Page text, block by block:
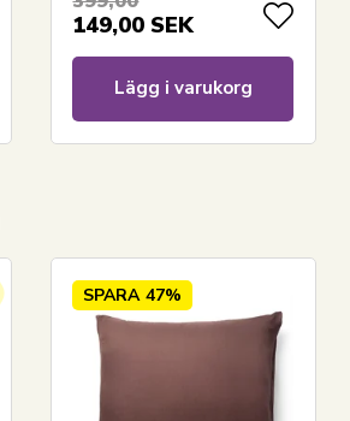
149,00 SEK
Lägg i varukorg
SPARA 47%